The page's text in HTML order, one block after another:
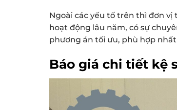
Ngoài các yếu tố trên thì đơn
hoạt động lâu năm, có sự
phương án tối ưu, phù hợp
Báo giá chi tiết kệ